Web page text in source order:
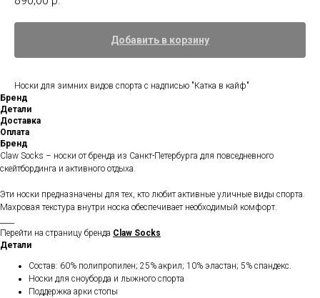
Добавить в корзину
Носки для зимних видов спорта с надписью "Катка в кайф"
Бренд
Детали
Доставка
Оплата
Бренд
Claw Socks – носки от бренда из Санкт-Петербурга для повседневного
скейтбординга и активного отдыха.
Эти носки предназначены для тех, кто любит активные уличные виды спорта.
Махровая текстура внутри носка обеспечивает необходимый комфорт.
Перейти на страницу бренда Claw Socks
Детали
Состав: 60% полипропилен; 25% акрил; 10% эластан; 5% спандекс.
Носки для сноуборда и лыжного спорта
Поддержка арки стопы